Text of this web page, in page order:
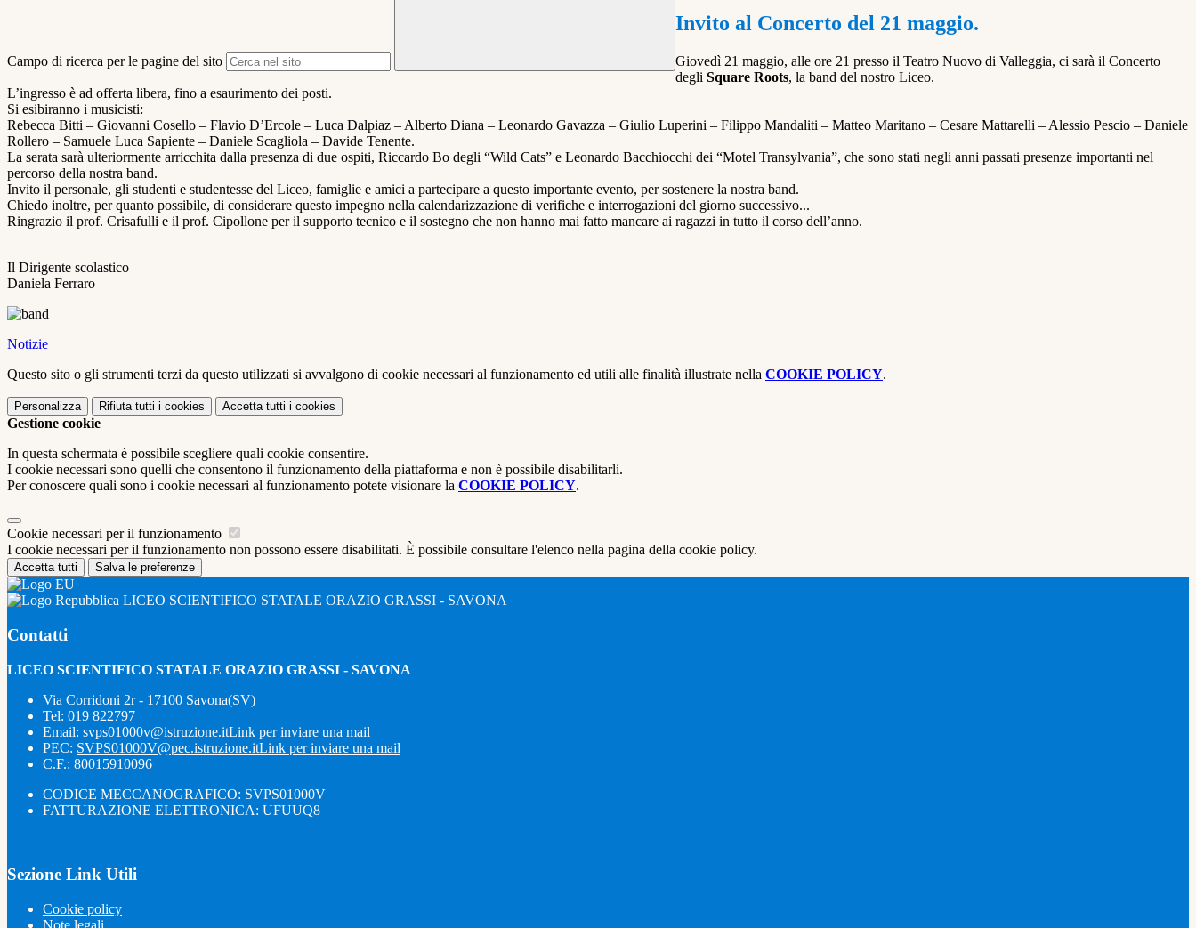
Campo di ricerca per le pagine del sito
Invito al Concerto del 21 maggio.
Giovedì 21 maggio, alle ore 21 presso il Teatro Nuovo di Valleggia, ci sarà il Concerto
degli Square Roots, la band del nostro Liceo.
L’ingresso è ad offerta libera, fino a esaurimento dei posti.
Si esibiranno i musicisti:
Rebecca Bitti – Giovanni Cosello – Flavio D’Ercole – Luca Dalpiaz – Alberto Diana – Leonardo Gavazza – Giulio Luperini – Filippo Mandaliti – Matteo Maritano – Cesare Mattarelli – Alessio Pescio – Daniele
Rollero – Samuele Luca Sapiente – Daniele Scagliola – Davide Tenente.
La serata sarà ulteriormente arricchita dalla presenza di due ospiti, Riccardo Bo degli “Wild Cats” e Leonardo Bacchiocchi dei “Motel Transylvania”, che sono stati negli anni passati presenze importanti nel
percorso della nostra band.
Invito il personale, gli studenti e studentesse del Liceo, famiglie e amici a partecipare a questo importante evento, per sostenere la nostra band.
Chiedo inoltre, per quanto possibile, di considerare questo impegno nella calendarizzazione di verifiche e interrogazioni del giorno successivo...
Ringrazio il prof. Crisafulli e il prof. Cipollone per il supporto tecnico e il sostegno che non hanno mai fatto mancare ai ragazzi in tutto il corso dell’anno.
Il Dirigente scolastico
Daniela Ferraro
Notizie
Questo sito o gli strumenti terzi da questo utilizzati si avvalgono di cookie necessari al funzionamento ed utili alle finalità illustrate nella COOKIE POLICY.
Personalizza Rifiuta tutti i cookies Accetta tutti i cookies
Gestione cookie
In questa schermata è possibile scegliere quali cookie consentire.
I cookie necessari sono quelli che consentono il funzionamento della piattaforma e non è possibile disabilitarli.
Per conoscere quali sono i cookie necessari al funzionamento potete visionare la COOKIE POLICY.
Cookie necessari per il funzionamento
I cookie necessari per il funzionamento non possono essere disabilitati. È possibile consultare l'elenco nella pagina della cookie policy.
Accetta tutti Salva le preferenze
LICEO SCIENTIFICO STATALE ORAZIO GRASSI - SAVONA
Contatti
LICEO SCIENTIFICO STATALE ORAZIO GRASSI - SAVONA
Via Corridoni 2r - 17100 Savona(SV)
Tel: 019 822797
Email: svps01000v@istruzione.itLink per inviare una mail
PEC: SVPS01000V@pec.istruzione.itLink per inviare una mail
C.F.: 80015910096
CODICE MECCANOGRAFICO: SVPS01000V
FATTURAZIONE ELETTRONICA: UFUUQ8
Sezione Link Utili
Cookie policy
Note legali